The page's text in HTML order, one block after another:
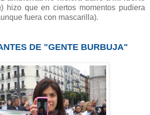
) hizo que en ciertos momentos pudiera
fuera con mascarilla).
DE "GENTE BURBUJA"